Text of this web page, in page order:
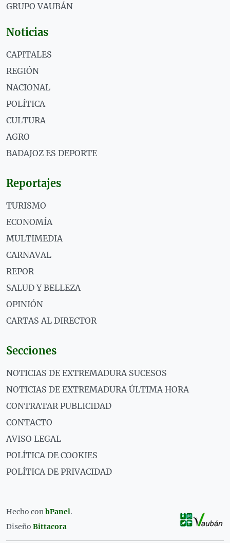
GRUPO VAUBÁN
Noticias
CAPITALES
REGIÓN
NACIONAL
POLÍTICA
CULTURA
AGRO
BADAJOZ ES DEPORTE
Reportajes
TURISMO
ECONOMÍA
MULTIMEDIA
CARNAVAL
REPOR
SALUD Y BELLEZA
OPINIÓN
CARTAS AL DIRECTOR
Secciones
NOTICIAS DE EXTREMADURA SUCESOS
NOTICIAS DE EXTREMADURA ÚLTIMA HORA
CONTRATAR PUBLICIDAD
CONTACTO
AVISO LEGAL
POLÍTICA DE COOKIES
POLÍTICA DE PRIVACIDAD
Hecho conbPanel.
Diseño Bittacora